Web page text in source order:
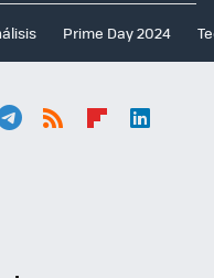
Prime Day 2024